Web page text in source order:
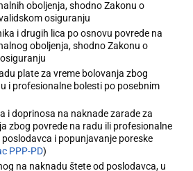
oboljenja, shodno Zakonu o
osiguranju
i drugih lica po osnovu povrede na
oboljenja, shodno Zakonu o
plate za vreme bolovanja zbog
i profesionalne bolesti po posebnim
i doprinosa na naknade zarade za
zbog povrede na radu ili profesionalne
i popunjavanje poreske
PPP-PD)
na naknadu štete od poslodavca, u